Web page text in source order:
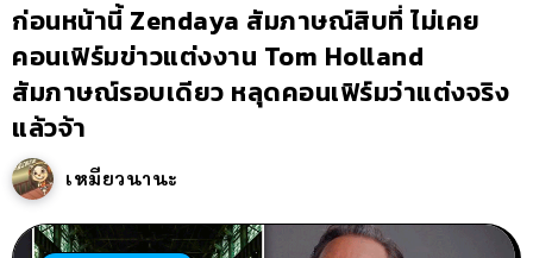
ก่อนหน้านี้ Zendaya สัมภาษณ์สิบที่ ไม่เคย
คอนเฟิร์มข่าวแต่งงาน Tom Holland
สัมภาษณ์รอบเดียว หลุดคอนเฟิร์มว่าแต่งจริง
แล้วจ้า
เหมียวนานะ